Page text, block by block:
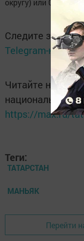
округу) или 02.
Следите за
Telegram-канале
Читайте
национальном
https://max.ru/
Теги:
ТАТАРСТАН
МАНЬЯК
Перейти